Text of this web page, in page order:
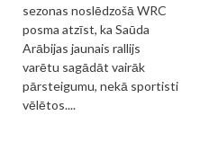
sezonas noslēdzošā WRC
posma atzīst, ka Saūda
Arābijas jaunais rallijs
varētu sagādāt vairāk
pārsteigumu, nekā sportisti
vēlētos....